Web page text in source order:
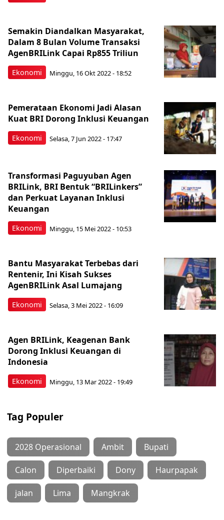
Ekonomi
Semakin Diandalkan Masyarakat,
Dalam 8 Bulan Volume Transaksi
AgenBRILink Capai Rp855 Triliun
Minggu, 16 Okt 2022 - 18:52
Ekonomi
Pemerataan Ekonomi Jadi Alasan
Kuat BRI Dorong Inklusi Keuangan
Selasa, 7 Jun 2022 - 17:47
Ekonomi
Transformasi Paguyuban Agen
BRILink, BRI Bentuk “BRILinkers”
dan Perkuat Layanan Inklusi
Keuangan
Minggu, 15 Mei 2022 - 10:53
Ekonomi
Bantu Masyarakat Terbebas dari
Rentenir, Ini Kisah Sukses
AgenBRILink Asal Lumajang
Selasa, 3 Mei 2022 - 16:09
Ekonomi
Agen BRILink, Keagenan Bank
Dorong Inklusi Keuangan di
Indonesia
Minggu, 13 Mar 2022 - 19:49
Tag Populer
2028 Operasional Ambit Bupati
Calon Diperbaiki Dony Haurpapak
jalan Lima Mangkrak